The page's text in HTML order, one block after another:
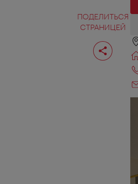
ПОДЕЛИТЬСЯ
СТРАНИЦЕЙ
Поделиться
страницей